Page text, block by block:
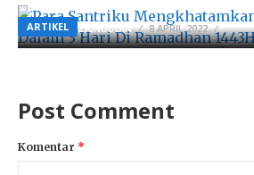
ARTIKEL
Dalam 3 Hari Di Ramadhan 1443H
BYAHMADZAINUDDIN 8 APRIL 2022
Post Comment
Komentar *